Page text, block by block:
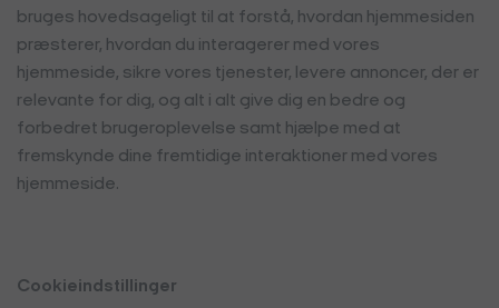
bruges hovedsageligt til at forstå, hvordan hjemmesiden
præsterer, hvordan du interagerer med vores
hjemmeside, sikre vores tjenester, levere annoncer, der er
relevante for dig, og alt i alt give dig en bedre og
forbedret brugeroplevelse samt hjælpe med at
fremskynde dine fremtidige interaktioner med vores
hjemmeside.
Cookieindstillinger